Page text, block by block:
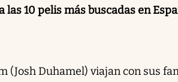
las 10 pelis más buscadas en
(Josh Duhamel) viajan con sus